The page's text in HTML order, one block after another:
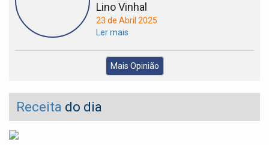
Lino Vinhal
23 de Abril 2025
Ler mais
Mais Opinião
Receita do dia